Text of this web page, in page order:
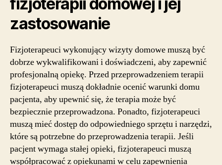
zastosowanie
Fizjoterapeuci wykonujący wizyty domowe muszą być
dobrze wykwalifikowani i doświadczeni, aby zapewnić
profesjonalną opiekę. Przed przeprowadzeniem terapii
fizjoterapeuci muszą dokładnie ocenić warunki domu
pacjenta, aby upewnić się, że terapia może być
bezpiecznie przeprowadzona. Ponadto, fizjoterapeuci
muszą mieć dostęp do odpowiedniego sprzętu i narzędzi,
które są potrzebne do przeprowadzenia terapii. Jeśli
pacjent wymaga stałej opieki, fizjoterapeuci muszą
współpracować z opiekunami w celu zapewnienia